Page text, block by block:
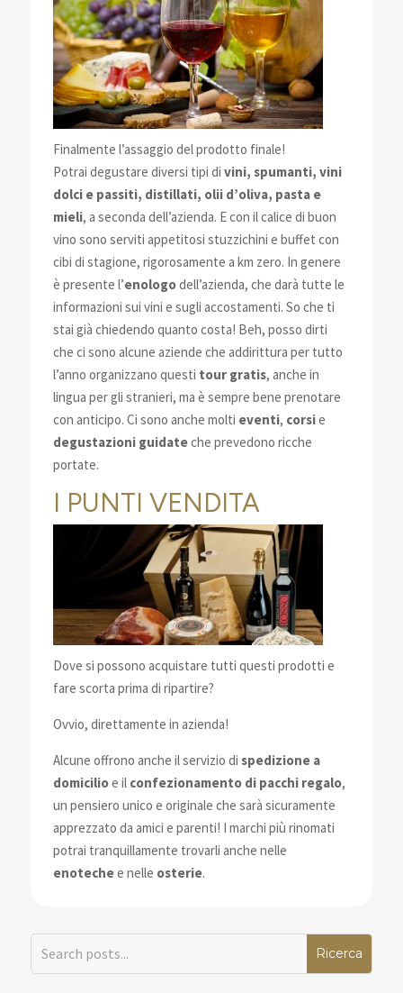
Finalmente l’assaggio del prodotto finale!
Potrai degustare diversi tipi di vini, spumanti, vini
dolci e passiti, distillati, olii d’oliva, pasta e
mieli, a seconda dell’azienda. E con il calice di buon
vino sono serviti appetitosi stuzzichini e buffet con
cibi di stagione, rigorosamente a km zero. In genere
è presente l’enologodell’azienda, che darà tutte le
informazioni sui vini e sugli accostamenti. So che ti
stai già chiedendo quanto costa! Beh, posso dirti
che ci sono alcune aziende che addirittura per tutto
l’anno organizzano questi tour gratis, anche in
lingua per gli stranieri, ma è sempre bene prenotare
con anticipo. Ci sono anche molti eventi, corsie
degustazioni guidateche prevedono ricche
portate.
I PUNTI VENDITA
Dove si possono acquistare tutti questi prodotti e
fare scorta prima di ripartire?
Ovvio, direttamente in azienda!
Alcune offrono anche il servizio di spedizione a
domicilioe il confezionamento di pacchi regalo,
un pensiero unico e originale che sarà sicuramente
apprezzato da amici e parenti! I marchi più rinomati
potrai tranquillamente trovarli anche nelle
enotechee nelle osterie.